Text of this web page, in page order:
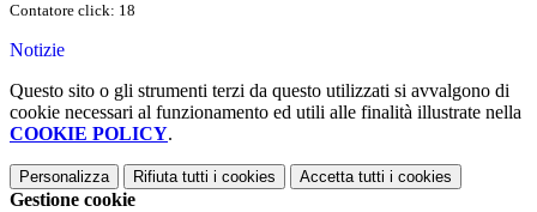
Contatore click: 18
Notizie
Questo sito o gli strumenti terzi da questo utilizzati si avvalgono di
cookie necessari al funzionamento ed utili alle finalità illustrate nella
COOKIE POLICY.
Personalizza Rifiuta tutti i cookies Accetta tutti i cookies
Gestione cookie